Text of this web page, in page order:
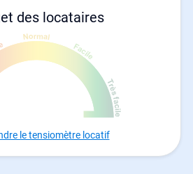
des locataires
le tensiomètre locatif